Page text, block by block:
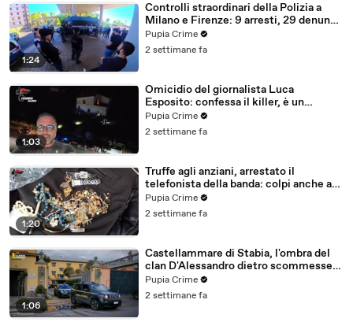
1:24
Controlli straordinari della Polizia a
Milano e Firenze: 9 arresti, 29 denunce
e oltre 7mila persone identificate
(25.07.26)
Pupia Crime
2 settimane fa
1:03
Omicidio del giornalista Luca
Esposito: confessa il killer, è un
26enne tunisino (25.07.26)
Pupia Crime
2 settimane fa
1:20
Truffe agli anziani, arrestato il
telefonista della banda: colpi anche ad
Aversa, oltre 300mila euro il bottino
stimato (24.07.26)
Pupia Crime
2 settimane fa
1:06
Castellammare di Stabia, l'ombra del
clan D'Alessandro dietro scommesse
illegali: 5 arresti (24.07.26)
Pupia Crime
2 settimane fa